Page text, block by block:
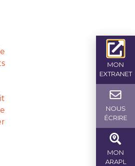
MON
EXTRANET
NOUS
ÉCRIRE
MON
ARAPL